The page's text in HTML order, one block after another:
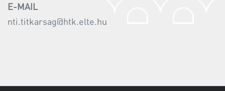
E-MAIL
nti.titkarsag@htk.elte.hu